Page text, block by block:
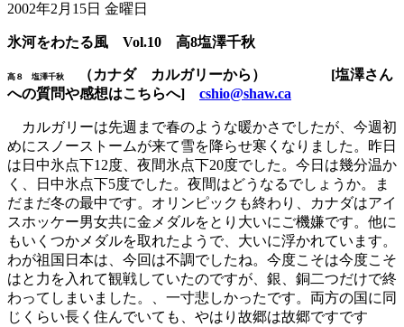
2002年2月15日 金曜日
氷河をわたる風 Vol.10 高8塩澤千秋
高８ 塩澤千秋
（カナダ カルガリーから） [塩澤さん
への質問や感想はこちらへ] cshio@shaw.ca
カルガリーは先週まで春のような暖かさでしたが、今週初
めにスノーストームが来て雪を降らせ寒くなりました。昨日
は日中氷点下12度、夜間氷点下20度でした。今日は幾分温か
く、日中氷点下5度でした。夜間はどうなるでしょうか。ま
だまだ冬の最中です。オリンピックも終わり、カナダはアイ
スホッケー男女共に金メダルをとり大いにご機嫌です。他に
もいくつかメダルを取れたようで、大いに浮かれています。
わが祖国日本は、今回は不調でしたね。今度こそは今度こそ
はと力を入れて観戦していたのですが、銀、銅二つだけで終
わってしまいました。、一寸悲しかったです。両方の国に同
じくらい長く住んでいても、やはり故郷は故郷ですです